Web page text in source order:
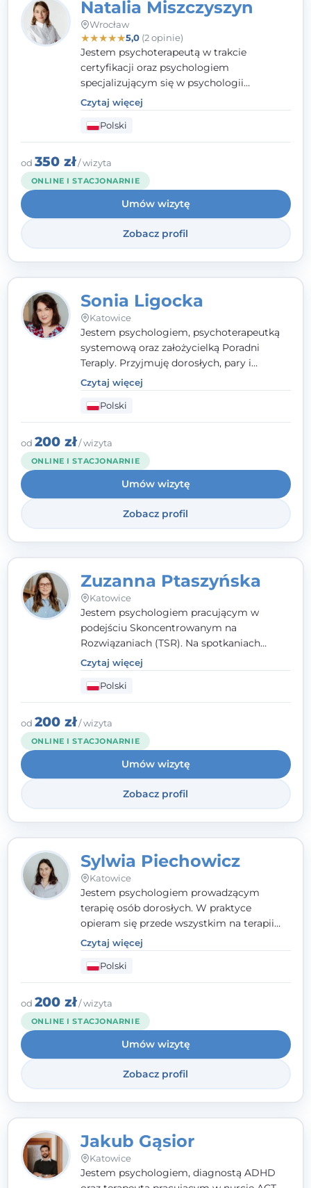
Natalia Miszczyszyn
Wrocław
★★★★★5,0(2 opinie)
Jestem psychoterapeutą w trakcie
certyfikacji oraz psychologiem
specjalizującym się w psychologii
klinicznej. Ukończyłam również studia
podyplomowe z Praktycznej Diagnozy
Psychologicznej. Aktywnie uczestniczę w
działalności Polskiego Towarzystwa
Psychiatrycznego oraz Polskiego
Towarzystwa Psychologicznego, a także
jestem członkiem nadzwyczajnym
Wielkopolskiego Towarzystwa Terapii
Systemowej.
Czytaj więcej
Polski
od 350 zł/ wizyta
ONLINE I STACJONARNIE
Umów wizytę
Zobacz profil
Sonia Ligocka
Katowice
Jestem psychologiem, psychoterapeutką
systemową oraz założycielką Poradni
Teraply. Przyjmuję dorosłych, pary i
rodziny, dobierając metody do
indywidualnych zasobów pacjenta. Wierzę
w drzemiące w Tobie zasoby, które
pozwolą Ci wyjść z kryzysu - a jeśli jeszcze
ich nie widzisz, pomogę Ci je odsłonić.
Czytaj więcej
Polski
od 200 zł/ wizyta
ONLINE I STACJONARNIE
Umów wizytę
Zobacz profil
Zuzanna Ptaszyńska
Katowice
Jestem psychologiem pracującym w
podejściu Skoncentrowanym na
Rozwiązaniach (TSR). Na spotkaniach
pracuję w sposób dopasowany do Ciebie -
nawet jeśli na starcie nie wiesz dokładnie,
czego potrzebujesz, odkrywamy to razem,
krok po kroku. Towarzyszę dorosłym oraz
młodzieży od 13. roku życia.
Czytaj więcej
Polski
od 200 zł/ wizyta
ONLINE I STACJONARNIE
Umów wizytę
Zobacz profil
Sylwia Piechowicz
Katowice
Jestem psychologiem prowadzącym
terapię osób dorosłych. W praktyce
opieram się przede wszystkim na terapii
poznawczo-behawioralnej (CBT), a także na
podejściu skoncentrowanym na
rozwiązaniach (TSR) oraz Racjonalnej
Terapii Zachowania (RTZ). Dużą wagę
przykładam do relacji opartej na empatii,
poczuciu bezpieczeństwa i wzajemnym
zrozumieniu.
Czytaj więcej
Polski
od 200 zł/ wizyta
ONLINE I STACJONARNIE
Umów wizytę
Zobacz profil
Jakub Gąsior
Katowice
Jestem psychologiem, diagnostą ADHD